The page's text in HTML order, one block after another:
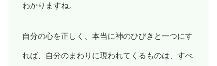
わかりますね。
自分の心を正しく、本当に神のひびきと一つにす
れば、自分のまわりに現われてくるものは、すべ